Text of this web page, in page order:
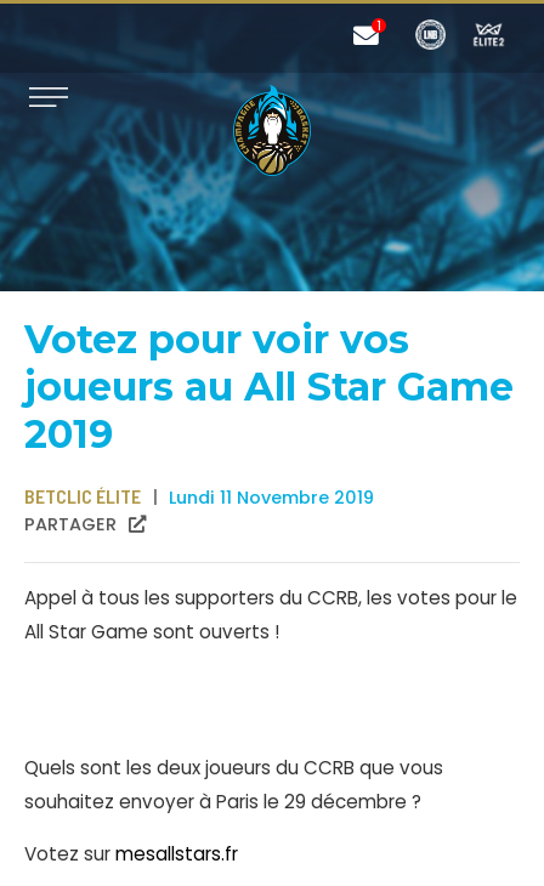
Votez pour voir vos
joueurs au All Star Game
2019
BETCLIC ÉLITE
Lundi 11 Novembre 2019
PARTAGER
Appel à tous les supporters du CCRB, les votes pour le
All Star Game sont ouverts !
Quels sont les deux joueurs du CCRB que vous
souhaitez envoyer à Paris le 29 décembre ?
Votez surmesallstars.fr